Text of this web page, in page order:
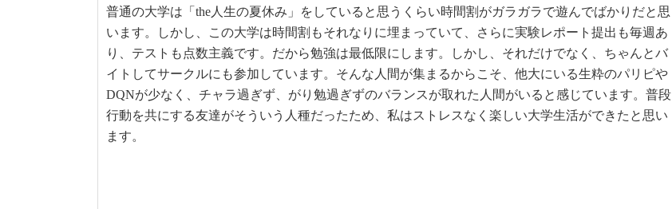
普通の大学は「the人生の夏休み」をしていると思うくらい時間割がガラガラで遊んでばかりだと思
います。しかし、この大学は時間割もそれなりに埋まっていて、さらに実験レポート提出も毎週あ
り、テストも点数主義です。だから勉強は最低限にします。しかし、それだけでなく、ちゃんとバ
イトしてサークルにも参加しています。そんな人間が集まるからこそ、他大にいる生粋のパリピや
DQNが少なく、チャラ過ぎず、がり勉過ぎずのバランスが取れた人間がいると感じています。普段
行動を共にする友達がそういう人種だったため、私はストレスなく楽しい大学生活ができたと思い
ます。